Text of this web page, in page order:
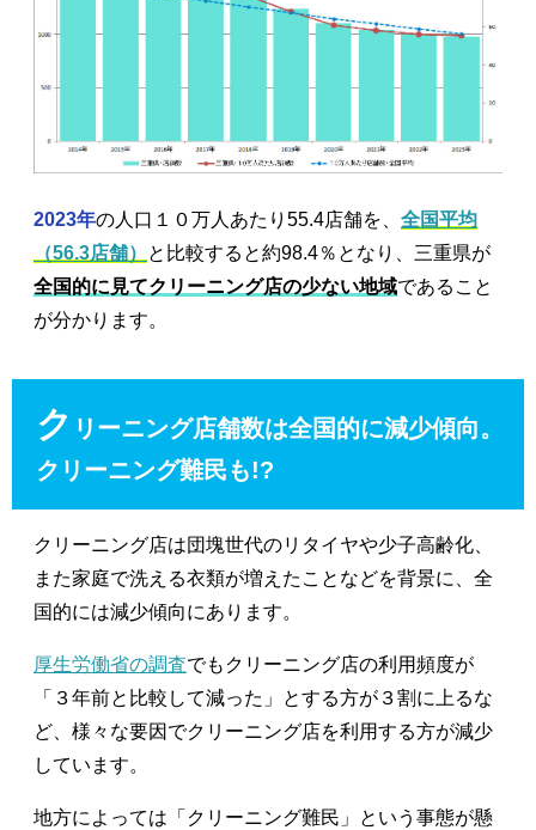
2023年の人口１０万人あたり55.4店舗を、 全国平均
（56.3店舗）
と比較すると約98.4％となり、三重県が
全国的に見てクリーニング店の少ない地域であること
が分かります。
ク リーニング店舗数は全国的に減少傾向。
クリーニング難民も!?
クリーニング店は団塊世代のリタイヤや少子高齢化、
また家庭で洗える衣類が増えたことなどを背景に、全
国的には減少傾向にあります。
厚生労働省の調査でもクリーニング店の利用頻度が
「３年前と比較して減った」とする方が３割に上るな
ど、様々な要因でクリーニング店を利用する方が減少
しています。
地方によっては「クリーニング難民」という事態が懸